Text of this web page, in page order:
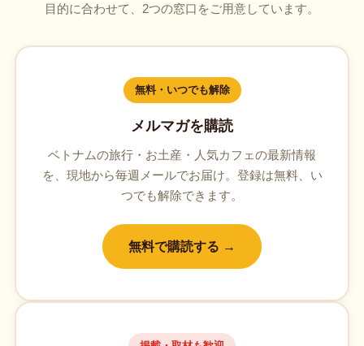
目的に合わせて、2つの窓口をご用意しています。
無料・いつでも解除
メルマガを購読
ベトナムの旅行・お土産・人気カフェの最新情報
を、現地から毎週メールでお届け。登録は無料、い
つでも解除できます。
無料で購読する →